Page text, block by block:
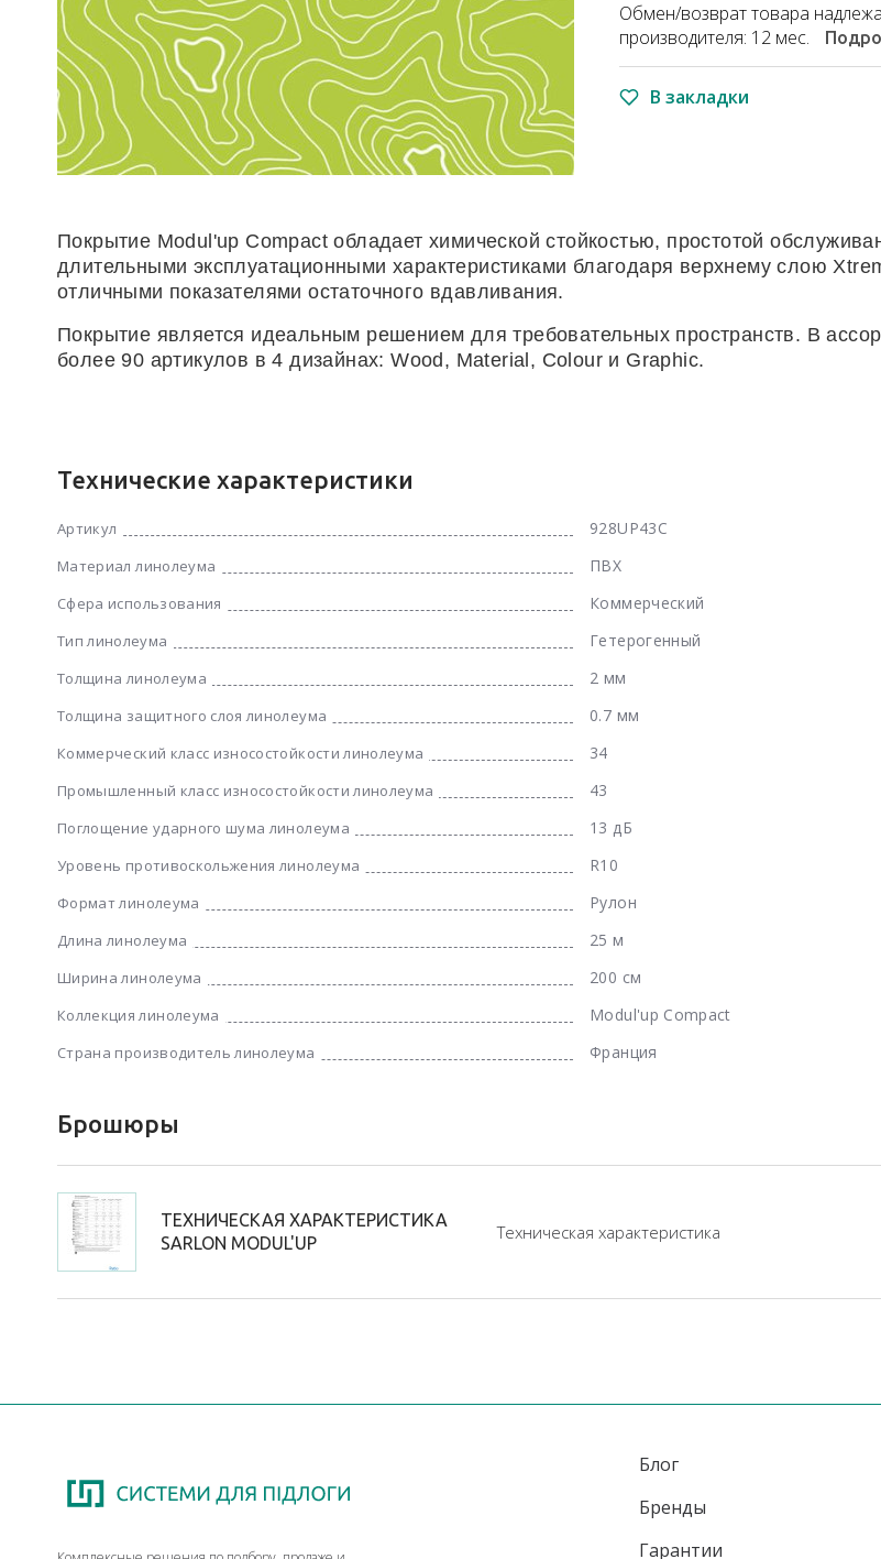
Обмен/возврат товара
производителя: 12 мес.
В закладки
Покрытие Modul'up Compact обладает химической стойкостью, простотой
длительными эксплуатационными характеристиками благодаря верхнему слою
отличными показателями остаточного вдавливания.
Покрытие является идеальным решением для требовательных пространств. В
более 90 артикулов в 4 дизайнах: Wood, Material, Colour и Graphic.
Технические характеристики
Артикул 928UP43C
Материал линолеума ПВХ
Сфера использования Коммерческий
Тип линолеума Гетерогенный
Толщина линолеума 2 мм
Толщина защитного слоя линолеума 0.7 мм
Коммерческий класс износостойкости линолеума 34
Промышленный класс износостойкости линолеума 43
Поглощение ударного шума линолеума 13 дБ
Уровень противоскольжения линолеума R10
Формат линолеума Рулон
Длина линолеума 25 м
Ширина линолеума 200 см
Коллекция линолеума Modul'up Compact
Страна производитель линолеума Франция
Брошюры
ТЕХНИЧЕСКАЯ ХАРАКТЕРИСТИКА
SARLON MODUL'UP
Техническая характеристика
Блог
Бренды
Гарантии